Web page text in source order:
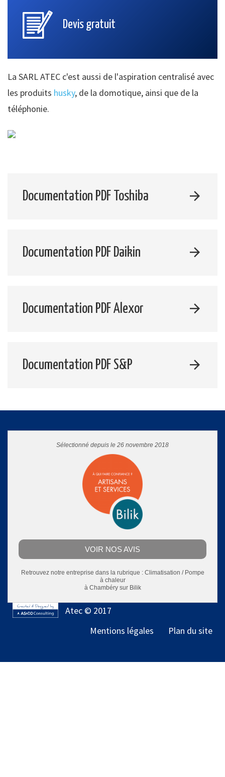
Devis gratuit
La SARL ATEC c'est aussi de l'aspiration centralisé avec
les produits husky, de la domotique, ainsi que de la
téléphonie.
Documentation PDF Toshiba
Documentation PDF Daikin
Documentation PDF Alexor
Documentation PDF S&P
Sélectionné depuis le 26 novembre 2018
VOIR NOS AVIS
Retrouvez notre entreprise dans la rubrique : Climatisation / Pompe
à chaleur
à Chambérysur Bilik
Atec © 2017
Mentions légales
Plan du site